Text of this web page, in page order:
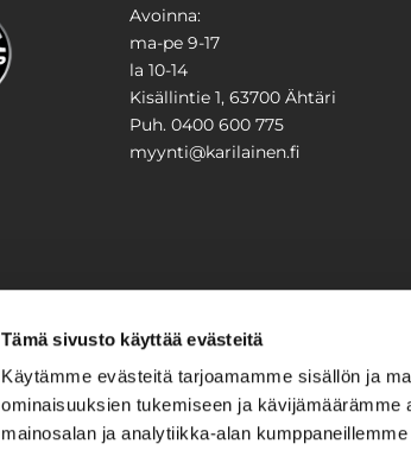
Tämä sivusto käyttää evästeitä
Käytämme evästeitä tarjoamamme sisällön ja
ominaisuuksien tukemiseen ja
mainosalan ja analytiikka-alan
Avoinna:
ma-pe 9-17
la 10-14
Kisällintie 1, 63700 Ähtäri
Puh. 0400 600 775
myynti@karilainen.fi
PIHA & PUUTARHA
Stiga
VAIHTOLAITTEET